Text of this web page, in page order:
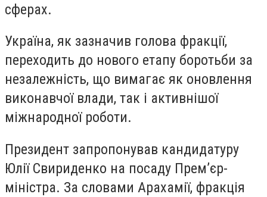
сферах.
Україна, як зазначив голова фракції,
переходить до нового етапу боротьби за
незалежність, що вимагає як оновлення
виконавчої влади, так і активнішої
міжнародної роботи.
Президент запропонував кандидатуру
Юлії Свириденко на посаду Прем’єр-
міністра. За словами Арахамії, фракція